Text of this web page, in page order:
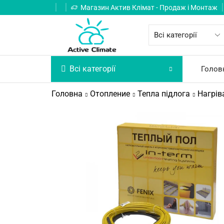
Магазин Актив Клімат - Продаж і Монтаж
Всі категорії
Головна Отопление Тепла підлога